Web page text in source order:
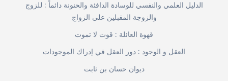
الدليل العلمي والنفسي للوسادة الدافئة والحنونة دائماً : للزوج
والزوجة المقبلين على الزواج
قهوة العائلة : قوت لا تموت
العقل و الوجود : دور العقل في إدراك الموجودات
ديوان حسان بن ثابت